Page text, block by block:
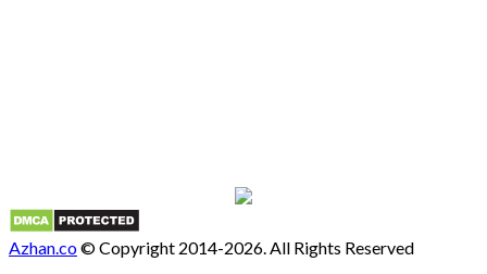
Azhan.co© Copyright 2014-2026. All Rights Reserved